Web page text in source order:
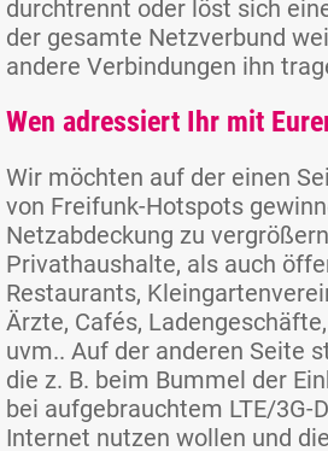
durchtrennt oder löst sich
der gesamte Netzverbund
andere Verbindungen ihn
Wen adressiert Ihr mit
Wir möchten auf der einen
von Freifunk-Hotspots
Netzabdeckung zu
Privathaushalte, als auch
Restaurants,
Ärzte, Cafés,
uvm.. Auf der anderen Seite
die z. B. beim Bummel der
bei aufgebrauchtem LTE/3G-
Internet nutzen wollen und